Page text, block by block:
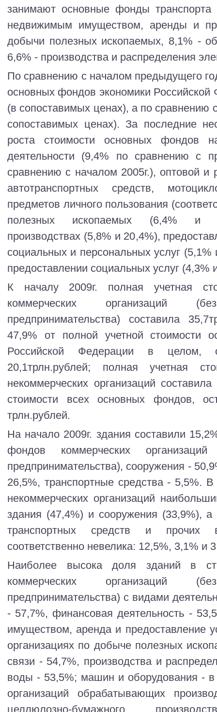
занимают основные фонды
недвижимым имуществом, аренды и
добычи полезных ископаемых, 8,1% -
6,6% - производства и распределения
По сравнению с началом предыдущего
основных фондов экономики
(в сопоставимых ценах), а по сравнению
сопоставимых ценах). За последние
роста стоимости основных фондов
деятельности (9,4% по сравнению с
сравнению с началом 2005г.), оптовой и
автотранспортных средств,
предметов личного пользования
полезных ископаемых (6,4% и
производствах (5,8% и 20,4%),
социальных и персональных услуг
предоставлении социальных услуг (4,3%
К началу 2009г. полная учетная
коммерческих организаций
предпринимательства) составила
47,9% от полной учетной стоимости
Российской Федерации в целом,
20,1трлн.рублей; полная учетная
некоммерческих организаций
стоимости всех основных фондов,
трлн.рублей.
На начало 2009г. здания составили
фондов коммерческих
предпринимательства), сооружения -
26,5%, транспортные средства - 5,5%.
некоммерческих организаций
здания (47,4%) и сооружения (33,9%),
транспортных средств и прочих
соответственно невелика: 12,5%, 3,1% и
Наиболее высока доля зданий в
коммерческих организаций
предпринимательства) с видами
- 57,7%, финансовая деятельность -
имуществом, аренда и предоставление
организациях по добыче полезных
связи - 54,7%, производства и
воды - 53,5%; машин и оборудования - в
организаций обрабатывающих
целлюлозно-бумажного